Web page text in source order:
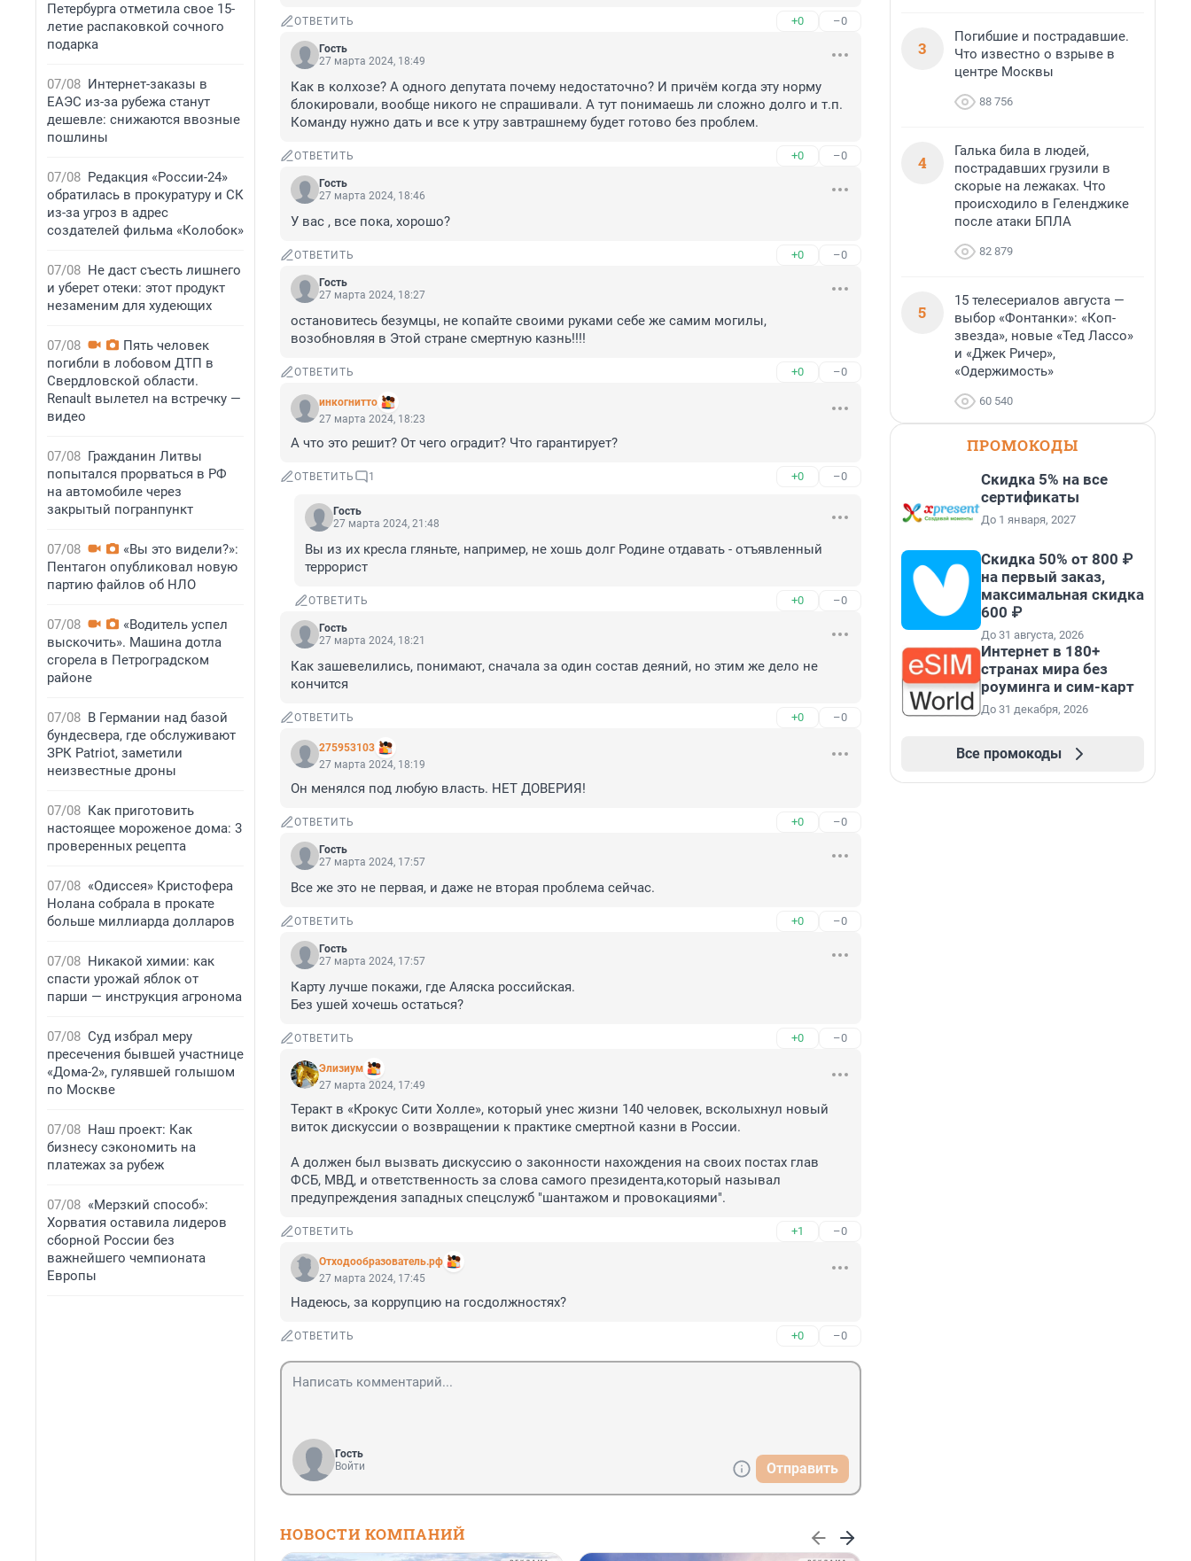
Петербурга отметила свое 15-
летие распаковкой сочного
подарка
07/08 Интернет-заказы в
ЕАЭС из-за рубежа станут
дешевле: снижаются ввозные
пошлины
07/08 Редакция «России-24»
обратилась в прокуратуру и СК
из-за угроз в адрес
создателей фильма «Колобок»
07/08 Не даст съесть лишнего
и уберет отеки: этот продукт
незаменим для худеющих
07/08
Пять человек
погибли в лобовом ДТП в
Свердловской области.
Renault вылетел на встречку —
видео
07/08 Гражданин Литвы
попытался прорваться в РФ
на автомобиле через
закрытый погранпункт
07/08
«Вы это видели?»:
Пентагон опубликовал новую
партию файлов об НЛО
07/08
«Водитель успел
выскочить». Машина дотла
сгорела в Петроградском
районе
07/08 В Германии над базой
бундесвера, где обслуживают
ЗРК Patriot, заметили
неизвестные дроны
07/08 Как приготовить
настоящее мороженое дома: 3
проверенных рецепта
07/08 «Одиссея» Кристофера
Нолана собрала в прокате
больше миллиарда долларов
07/08 Никакой химии: как
спасти урожай яблок от
парши — инструкция агронома
07/08 Суд избрал меру
пресечения бывшей участнице
«Дома-2», гулявшей голышом
по Москве
07/08 Наш проект: Как
бизнесу сэкономить на
платежах за рубеж
07/08 «Мерзкий способ»:
Хорватия оставила лидеров
сборной России без
важнейшего чемпионата
Европы
ОТВЕТИТЬ +0 –0
Гость
27 марта 2024, 18:49
Как в колхозе? А одного депутата почему недостаточно? И причём когда эту норму
блокировали, вообще никого не спрашивали. А тут понимаешь ли сложно долго и т.п.
Команду нужно дать и все к утру завтрашнему будет готово без проблем.
ОТВЕТИТЬ +0 –0
Гость
27 марта 2024, 18:46
У вас , все пока, хорошо?
ОТВЕТИТЬ +0 –0
Гость
27 марта 2024, 18:27
остановитесь безумцы, не копайте своими руками себе же самим могилы,
возобновляя в Этой стране смертную казнь!!!!
ОТВЕТИТЬ +0 –0
инкогнитто
27 марта 2024, 18:23
А что это решит? От чего оградит? Что гарантирует?
ОТВЕТИТЬ 1 +0 –0
Гость
27 марта 2024, 21:48
Вы из их кресла гляньте, например, не хошь долг Родине отдавать - отъявленный
террорист
ОТВЕТИТЬ +0 –0
Гость
27 марта 2024, 18:21
Как зашевелились, понимают, сначала за один состав деяний, но этим же дело не
кончится
ОТВЕТИТЬ +0 –0
275953103
27 марта 2024, 18:19
Он менялся под любую власть. НЕТ ДОВЕРИЯ!
ОТВЕТИТЬ +0 –0
Гость
27 марта 2024, 17:57
Все же это не первая, и даже не вторая проблема сейчас.
ОТВЕТИТЬ +0 –0
Гость
27 марта 2024, 17:57
Карту лучше покажи, где Аляска российская.
Без ушей хочешь остаться?
ОТВЕТИТЬ +0 –0
Элизиум
27 марта 2024, 17:49
Теракт в «Крокус Сити Холле», который унес жизни 140 человек, всколыхнул новый
виток дискуссии о возвращении к практике смертной казни в России.
А должен был вызвать дискуссию о законности нахождения на своих постах глав
ФСБ, МВД, и ответственность за слова самого президента,который называл
предупреждения западных спецслужб "шантажом и провокациями".
ОТВЕТИТЬ +1 –0
Отходообразователь.рф
27 марта 2024, 17:45
Надеюсь, за коррупцию на госдолжностях?
ОТВЕТИТЬ +0 –0
Гость
Войти
Отправить
НОВОСТИ КОМПАНИЙ
3
Погибшие и пострадавшие.
Что известно о взрыве в
центре Москвы
88 756
4
Галька била в людей,
пострадавших грузили в
скорые на лежаках. Что
происходило в Геленджике
после атаки БПЛА
82 879
5
15 телесериалов августа —
выбор «Фонтанки»: «Коп-
звезда», новые «Тед Лассо»
и «Джек Ричер»,
«Одержимость»
60 540
ПРОМОКОДЫ
Скидка 5% на все
сертификаты
До 1 января, 2027
Скидка 50% от 800 ₽
на первый заказ,
максимальная скидка
600 ₽
До 31 августа, 2026
Интернет в 180+
странах мира без
роуминга и сим-карт
До 31 декабря, 2026
Все промокоды